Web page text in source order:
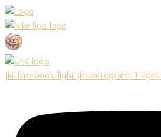
Preskočiť
na
obsah
Jki-facebook-light Jki-instagram-1-light